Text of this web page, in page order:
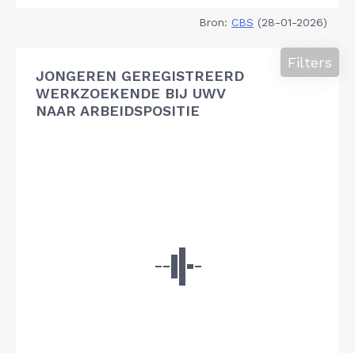
Bron: CBS (28-01-2026)
JONGEREN GEREGISTREERD
WERKZOEKENDE BIJ UWV
NAAR ARBEIDSPOSITIE
Filters